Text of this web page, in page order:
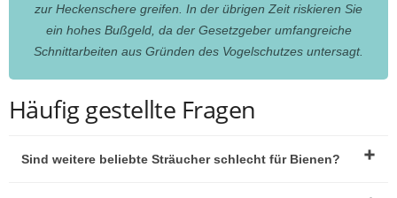
zur Heckenschere greifen. In der übrigen Zeit riskieren Sie
ein hohes Bußgeld, da der Gesetzgeber umfangreiche
Schnittarbeiten aus Gründen des Vogelschutzes untersagt.
Häufig gestellte Fragen
Sind weitere beliebte Sträucher schlecht für Bienen?